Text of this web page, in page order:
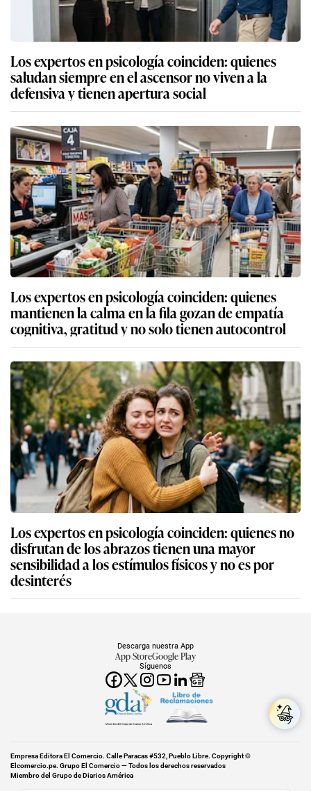
Los expertos en psicología coinciden: quienes
saludan siempre en el ascensor no viven a la
defensiva y tienen apertura social
Los expertos en psicología coinciden: quienes
mantienen la calma en la fila gozan de empatía
cognitiva, gratitud y no solo tienen autocontrol
Los expertos en psicología coinciden: quienes no
disfrutan de los abrazos tienen una mayor
sensibilidad a los estímulos físicos y no es por
desinterés
Síguenos
Descarga nuestra App
App StoreGoogle Play
Miembro del Grupo de Diarios América
Empresa Editora El Comercio. Calle Paracas #532, Pueblo Libre. Copyright ©
Elcomercio.pe. Grupo El Comercio — Todos los derechos reservados
Miembro del Grupo de Diarios América